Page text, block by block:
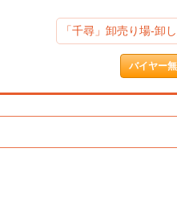
「千尋」卸売り場-卸
バイヤー